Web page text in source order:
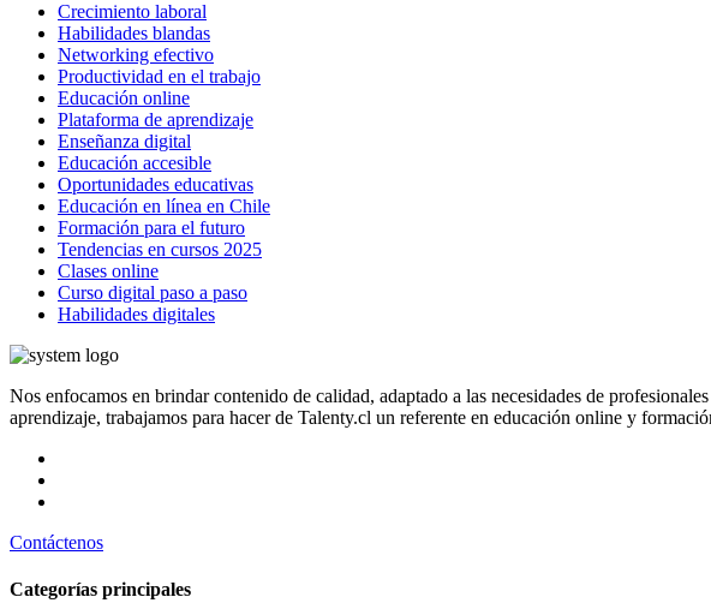
Crecimiento laboral
Habilidades blandas
Networking efectivo
Productividad en el trabajo
Educación online
Plataforma de aprendizaje
Enseñanza digital
Educación accesible
Oportunidades educativas
Educación en línea en Chile
Formación para el futuro
Tendencias en cursos 2025
Clases online
Curso digital paso a paso
Habilidades digitales
Nos enfocamos en brindar contenido de calidad, adaptado a las necesidades de
aprendizaje, trabajamos para hacer de Talenty.cl un referente en educación online y
Contáctenos
Categorías principales